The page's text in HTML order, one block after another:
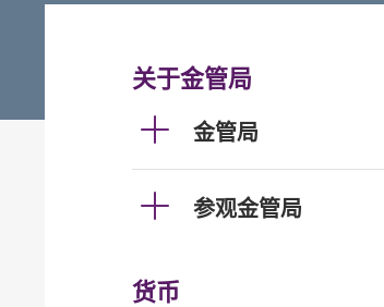
关于金管局
金管局
参观金管局
货币